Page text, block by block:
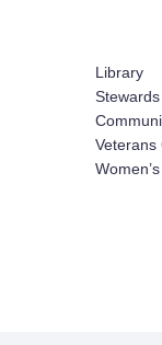
Library
Stewards
Veterans